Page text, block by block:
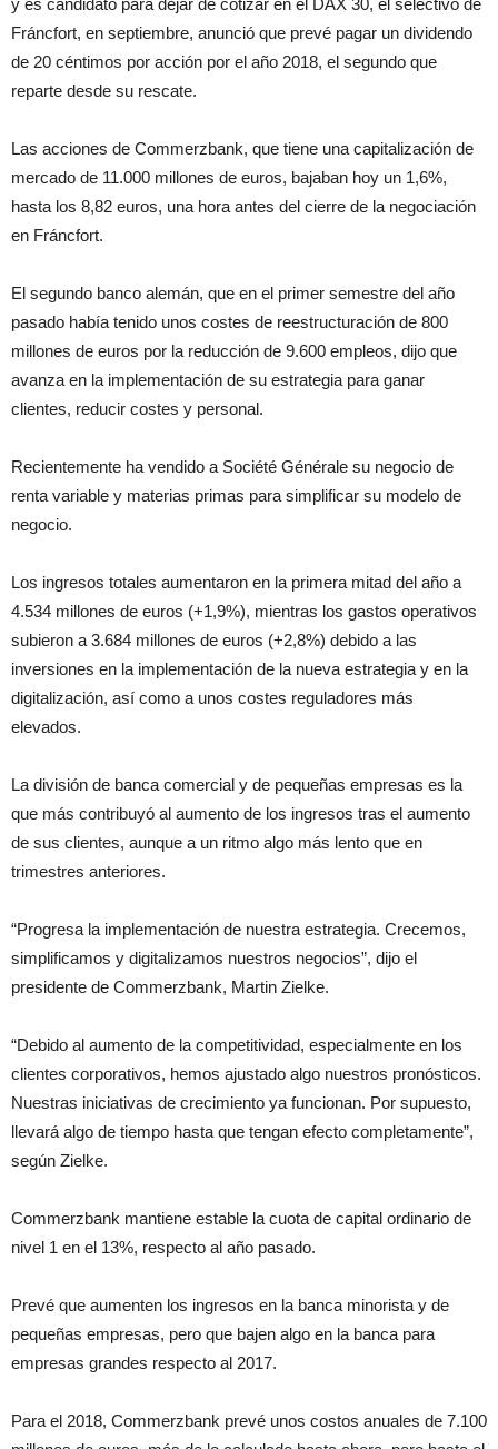
y es candidato para dejar de cotizar en el DAX 30, el selectivo de
Fráncfort, en septiembre, anunció que prevé pagar un dividendo
de 20 céntimos por acción por el año 2018, el segundo que
reparte desde su rescate.
Las acciones de Commerzbank, que tiene una capitalización de
mercado de 11.000 millones de euros, bajaban hoy un 1,6%,
hasta los 8,82 euros, una hora antes del cierre de la negociación
en Fráncfort.
El segundo banco alemán, que en el primer semestre del año
pasado había tenido unos costes de reestructuración de 800
millones de euros por la reducción de 9.600 empleos, dijo que
avanza en la implementación de su estrategia para ganar
clientes, reducir costes y personal.
Recientemente ha vendido a Société Générale su negocio de
renta variable y materias primas para simplificar su modelo de
negocio.
Los ingresos totales aumentaron en la primera mitad del año a
4.534 millones de euros (+1,9%), mientras los gastos operativos
subieron a 3.684 millones de euros (+2,8%) debido a las
inversiones en la implementación de la nueva estrategia y en la
digitalización, así como a unos costes reguladores más
elevados.
La división de banca comercial y de pequeñas empresas es la
que más contribuyó al aumento de los ingresos tras el aumento
de sus clientes, aunque a un ritmo algo más lento que en
trimestres anteriores.
“Progresa la implementación de nuestra estrategia. Crecemos,
simplificamos y digitalizamos nuestros negocios”, dijo el
presidente de Commerzbank, Martin Zielke.
“Debido al aumento de la competitividad, especialmente en los
clientes corporativos, hemos ajustado algo nuestros pronósticos.
Nuestras iniciativas de crecimiento ya funcionan. Por supuesto,
llevará algo de tiempo hasta que tengan efecto completamente”,
según Zielke.
Commerzbank mantiene estable la cuota de capital ordinario de
nivel 1 en el 13%, respecto al año pasado.
Prevé que aumenten los ingresos en la banca minorista y de
pequeñas empresas, pero que bajen algo en la banca para
empresas grandes respecto al 2017.
Para el 2018, Commerzbank prevé unos costos anuales de 7.100